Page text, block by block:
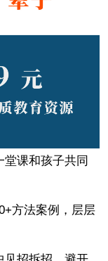
课和孩子共同
方法案例，层层